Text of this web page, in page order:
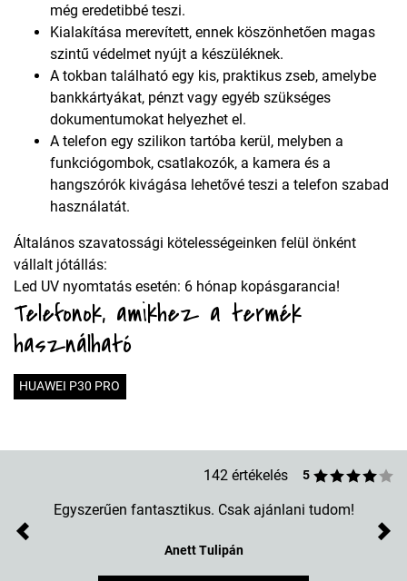
még eredetibbé teszi.
Kialakítása merevített, ennek köszönhetően magas
szintű védelmet nyújt a készüléknek.
A tokban található egy kis, praktikus zseb, amelybe
bankkártyákat, pénzt vagy egyéb szükséges
dokumentumokat helyezhet el.
A telefon egy szilikon tartóba kerül, melyben a
funkciógombok, csatlakozók, a kamera és a
hangszórók kivágása lehetővé teszi a telefon szabad
használatát.
Általános szavatossági kötelességeinken felül önként
vállalt jótállás:
Led UV nyomtatás esetén: 6 hónap kopásgarancia!
Telefonok, amikhez a termék
használható
HUAWEI P30 PRO
142 értékelés 5
Egyszerűen fantasztikus. Csak ajánlani tudom!
Anett Tulipán
Previous